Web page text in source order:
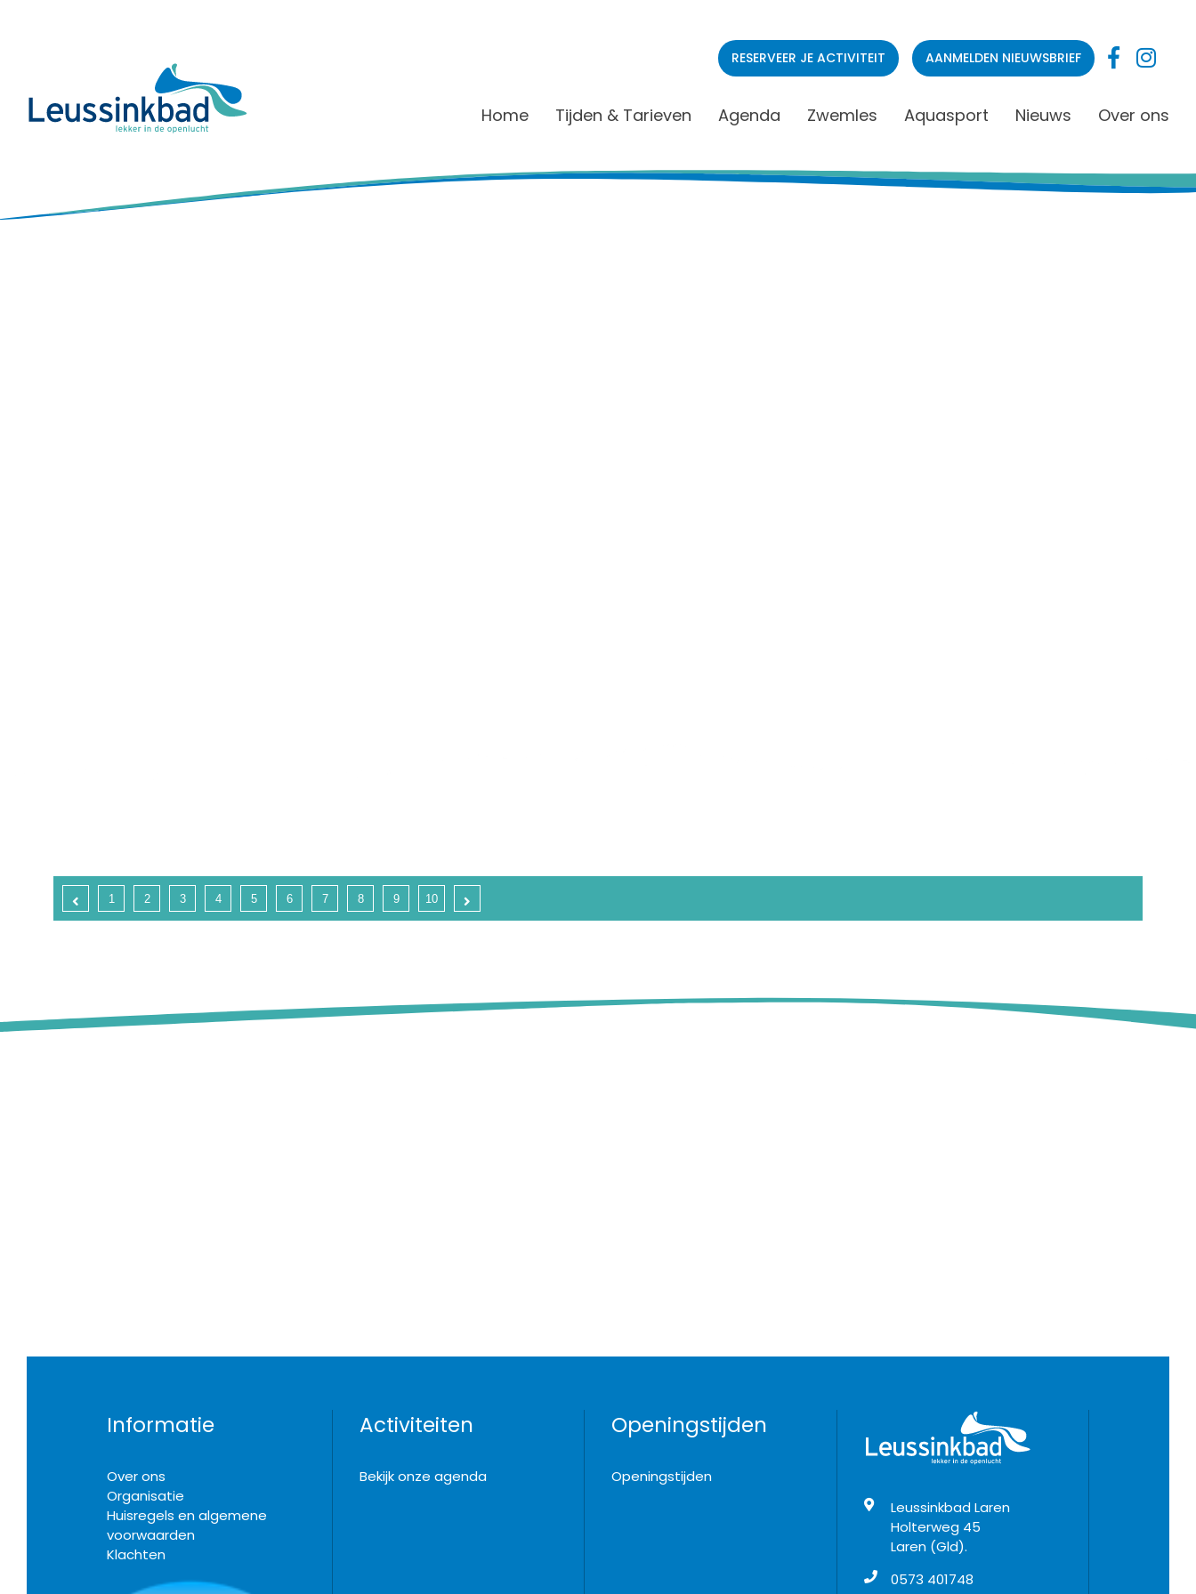
RESERVEER JE ACTIVITEIT AANMELDEN NIEUWSBRIEF
Home Tijden & Tarieven Agenda Zwemles Aquasport Nieuws Over ons
Informatie
Over ons
Organisatie
Huisregels en algemene
voorwaarden
Klachten
Activiteiten
Bekijk onze agenda
Openingstijden
Openingstijden
Leussinkbad Laren
Holterweg 45
Laren (Gld).
0573 401748